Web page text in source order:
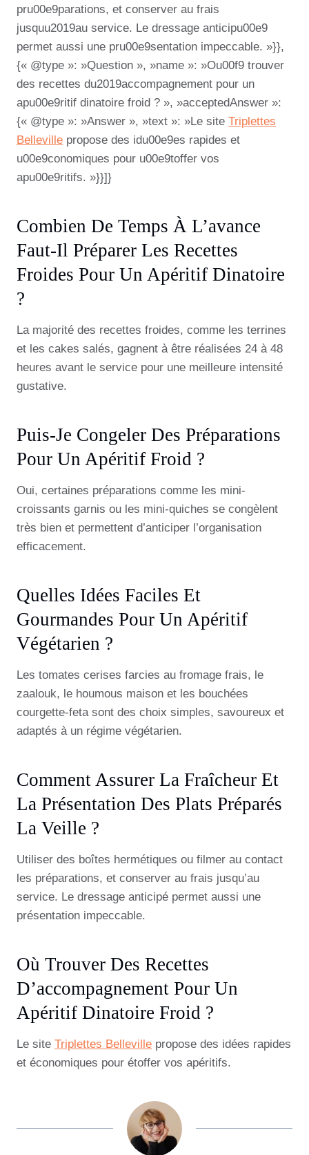
pru00e9parations, et conserver au frais
jusquu2019au service. Le dressage anticipu00e9
permet aussi une pru00e9sentation impeccable. »}},
{« @type »: »Question », »name »: »Ou00f9 trouver
des recettes du2019accompagnement pour un
apu00e9ritif dinatoire froid ? », »acceptedAnswer »:
{« @type »: »Answer », »text »: »Le site Triplettes
Belleville propose des idu00e9es rapides et
u00e9conomiques pour u00e9toffer vos
apu00e9ritifs. »}}]}
Combien De Temps À L’avance
Faut-Il Préparer Les Recettes
Froides Pour Un Apéritif Dinatoire
?
La majorité des recettes froides, comme les terrines
et les cakes salés, gagnent à être réalisées 24 à 48
heures avant le service pour une meilleure intensité
gustative.
Puis-Je Congeler Des Préparations
Pour Un Apéritif Froid ?
Oui, certaines préparations comme les mini-
croissants garnis ou les mini-quiches se congèlent
très bien et permettent d’anticiper l’organisation
efficacement.
Quelles Idées Faciles Et
Gourmandes Pour Un Apéritif
Végétarien ?
Les tomates cerises farcies au fromage frais, le
zaalouk, le houmous maison et les bouchées
courgette-feta sont des choix simples, savoureux et
adaptés à un régime végétarien.
Comment Assurer La Fraîcheur Et
La Présentation Des Plats Préparés
La Veille ?
Utiliser des boîtes hermétiques ou filmer au contact
les préparations, et conserver au frais jusqu’au
service. Le dressage anticipé permet aussi une
présentation impeccable.
Où Trouver Des Recettes
D’accompagnement Pour Un
Apéritif Dinatoire Froid ?
Le site Triplettes Belleville propose des idées rapides
et économiques pour étoffer vos apéritifs.